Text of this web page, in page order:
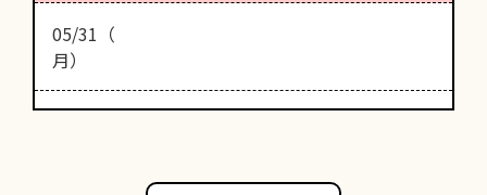
05/31（
月）